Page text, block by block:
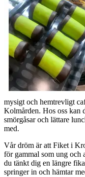
mysigt och hemtrevligt
Kolmården. Hos oss kan
smörgåsar och lättare
med.
Vår dröm är att Fiket i
för gammal som ung och
du tänkt dig en längre
springer in och hämtar